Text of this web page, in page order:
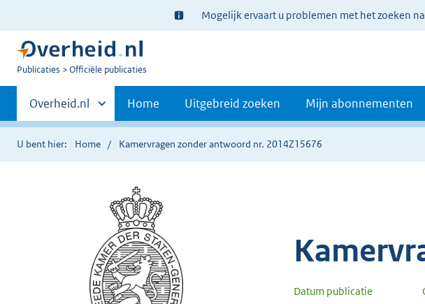
Ter
informatie:
Mogelijk ervaart u problemen met het zoeken
U
Publicaties Officiële publicaties
Primaire
navigatie
Andere
sites
binnen
Overheid.nl Home Uitgebreid zoeken Mijn abonnementen
U bent hier: Home Kamervragen zonder antwoord nr. 2014Z15676
Datum publicatie